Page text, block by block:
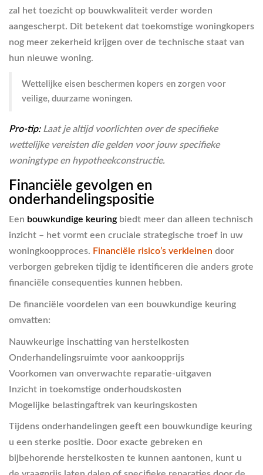
zal het toezicht op bouwkwaliteit verder worden
aangescherpt. Dit betekent dat toekomstige woningkopers
nog meer zekerheid krijgen over de technische staat van
hun nieuwe woning.
Wettelijke eisen beschermen kopers en zorgen voor
veilige, duurzame woningen.
Pro-tip: Laat je altijd voorlichten over de specifieke
wettelijke vereisten die gelden voor jouw specifieke
woningtype en hypotheekconstructie.
Financiële gevolgen en
onderhandelingspositie
Een bouwkundige keuring biedt meer dan alleen technisch
inzicht – het vormt een cruciale strategische troef in uw
woningkoopproces. Financiële risico’s verkleinen door
verborgen gebreken tijdig te identificeren die anders grote
financiële consequenties kunnen hebben.
De financiële voordelen van een bouwkundige keuring
omvatten:
Nauwkeurige inschatting van herstelkosten
Onderhandelingsruimte voor aankoopprijs
Voorkomen van onverwachte reparatie-uitgaven
Inzicht in toekomstige onderhoudskosten
Mogelijke belastingaftrek van keuringskosten
Tijdens onderhandelingen geeft een bouwkundige keuring
u een sterke positie. Door exacte gebreken en
bijbehorende herstelkosten te kunnen aantonen, kunt u